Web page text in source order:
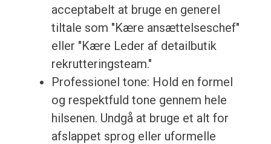
acceptabelt at bruge en generel
tiltale som "Kære ansættelseschef"
eller "Kære Leder af detailbutik
rekrutteringsteam."
Professionel tone: Hold en formel
og respektfuld tone gennem hele
hilsenen. Undgå at bruge et alt for
afslappet sprog eller uformelle